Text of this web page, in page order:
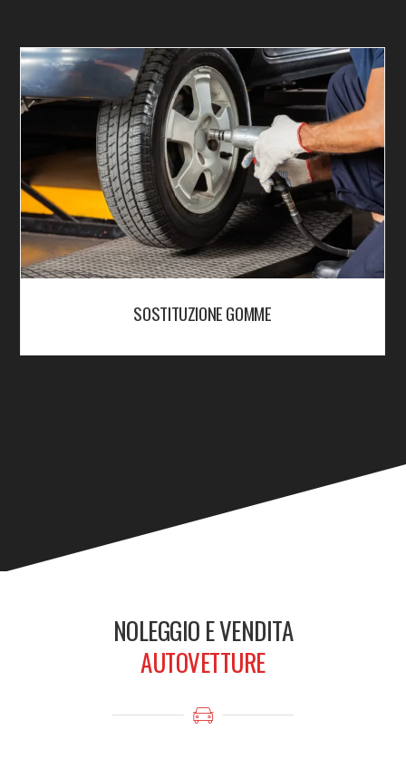
SOSTITUZIONE GOMME
NOLEGGIO E VENDITA
AUTOVETTURE